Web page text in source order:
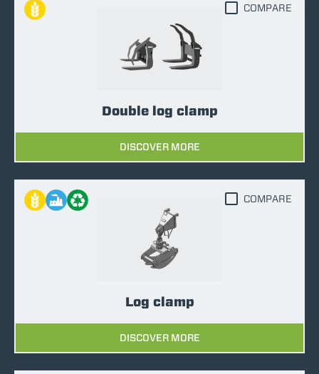
Double log clamp
DISCOVER MORE
COMPARE
Log clamp
DISCOVER MORE
COMPARE